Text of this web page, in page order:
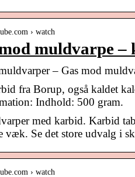
› watch
muldvarpe –
– Gas mod
fra Borup, også kaldet
Indhold: 500 gram.
med karbid. Karbid
væk. Se det store udvalg i
› watch